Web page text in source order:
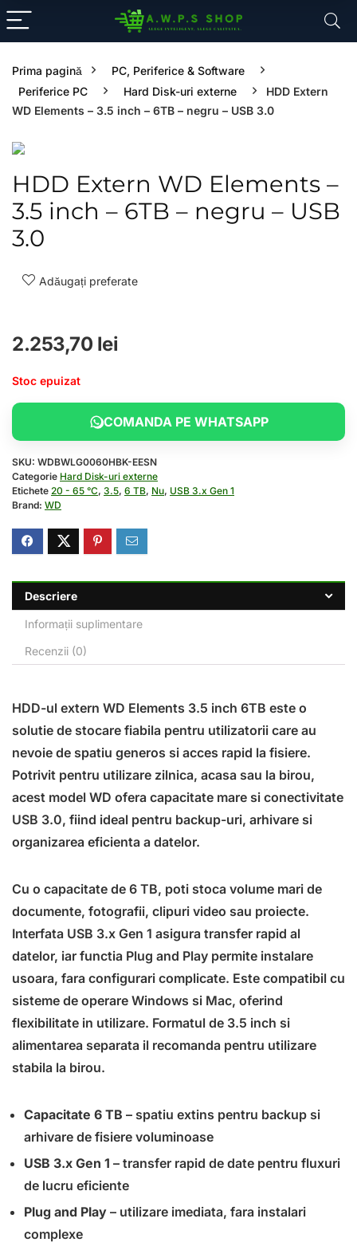
Prima pagină
PC, Periferice & Software
Periferice PC
Hard Disk-uri externe
HDD Extern
WD Elements – 3.5 inch – 6TB – negru – USB 3.0
HDD Extern WD Elements –
3.5 inch – 6TB – negru – USB
3.0
Adăugați preferate
2.253,70 lei
Stoc epuizat
COMANDA PE WHATSAPP
SKU: WDBWLG0060HBK-EESN
Categorie Hard Disk-uri externe
Etichete 20 - 65 °C, 3.5, 6 TB, Nu, USB 3.x Gen 1
Brand: WD
Descriere
Informații suplimentare
Recenzii (0)
HDD-ul extern WD Elements 3.5 inch 6TB este o
solutie de stocare fiabila pentru utilizatorii care au
nevoie de spatiu generos si acces rapid la fisiere.
Potrivit pentru utilizare zilnica, acasa sau la birou,
acest model WD ofera capacitate mare si conectivitate
USB 3.0, fiind ideal pentru backup-uri, arhivare si
organizarea eficienta a datelor.
Cu o capacitate de 6 TB, poti stoca volume mari de
documente, fotografii, clipuri video sau proiecte.
Interfata USB 3.x Gen 1 asigura transfer rapid al
datelor, iar functia Plug and Play permite instalare
usoara, fara configurari complicate. Este compatibil cu
sisteme de operare Windows si Mac, oferind
flexibilitate in utilizare. Formatul de 3.5 inch si
alimentarea separata il recomanda pentru utilizare
stabila la birou.
Capacitate 6 TB – spatiu extins pentru backup si
arhivare de fisiere voluminoase
USB 3.x Gen 1 – transfer rapid de date pentru fluxuri
de lucru eficiente
Plug and Play – utilizare imediata, fara instalari
complexe